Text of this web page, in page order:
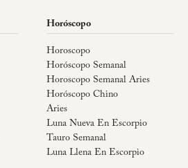
Horóscopo
Horoscopo
Horóscopo Semanal
Horoscopo Semanal Aries
Horóscopo Chino
Aries
Luna Nueva En Escorpio
Tauro Semanal
Luna Llena En Escorpio